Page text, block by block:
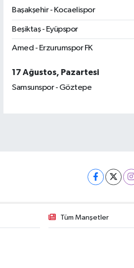
Başakşehir - Kocaelispor
Beşiktaş - Eyüpspor
Amed - Erzurumspor FK
17 Ağustos, Pazartesi
Samsunspor - Göztepe
Tüm Manşetler